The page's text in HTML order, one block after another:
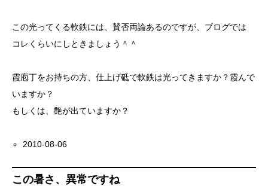
この光ってくる軟鉄には、賛否両論あるのですが、ブログでは
コレくらいにしときましょう＾＾
霞庖丁をお持ちの方、仕上げ砥で軟鉄は光ってきますか？霞んで
いますか？
もしくは、艶が出ていますか？
2010-08-06
この暑さ、異常ですね